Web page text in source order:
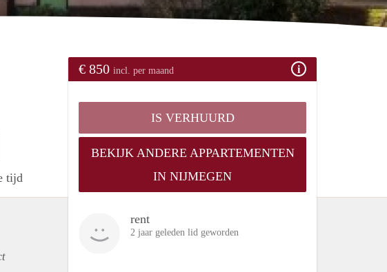
tijd
€ 850 incl. per maand
IS VERHUURD
BEKIJK ANDERE APPARTEMENTEN
IN NIJMEGEN
rent
2 jaar geleden lid geworden